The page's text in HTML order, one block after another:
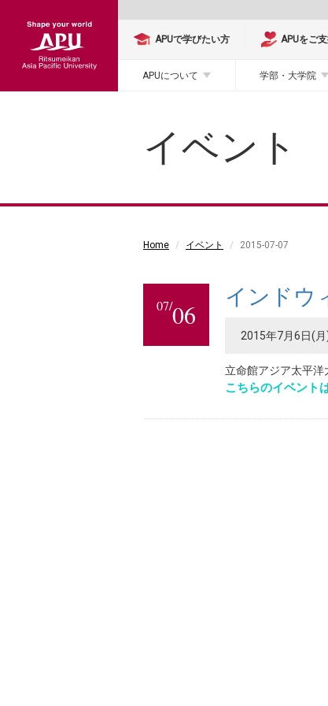
APUで学びたい方 APUをご
APUについて 学部・大学院
イベント
Home イベント 2015-07-07
07/06
インドウ
2015年7月6日(
立命館アジア太平洋
こちらのイベント